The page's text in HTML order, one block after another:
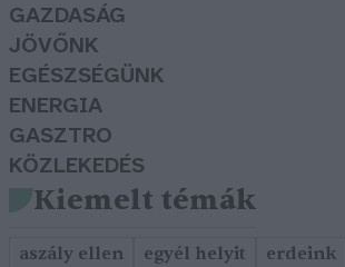
GAZDASÁG
JÖVŐNK
EGÉSZSÉGÜNK
ENERGIA
GASZTRO
KÖZLEKEDÉS
Kiemelt témák
aszály ellen egyél helyit
erdeink